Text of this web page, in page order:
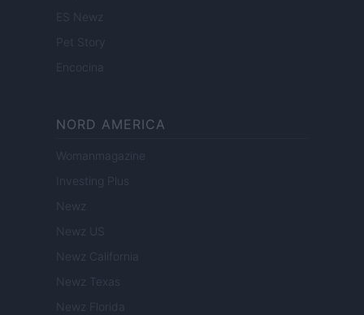
ES Newz
Pet Story
Encocina
NORD AMERICA
Womanmagazine
Investing Plus
Newz
Newz US
Newz California
Newz Texas
Newz Florida